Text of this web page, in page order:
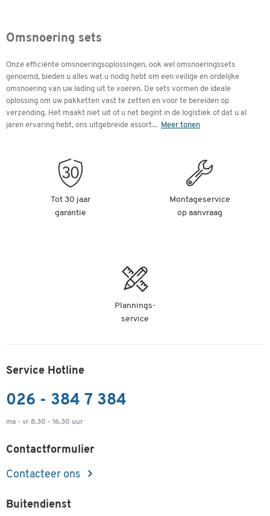
Omsnoering sets
Onze efficiënte omsnoeringsoplossingen, ook wel omsnoeringssets
genoemd, bieden u alles wat u nodig hebt om een veilige en ordelijke
omsnoering van uw lading uit te voeren. De sets vormen de ideale
oplossing om uw pakketten vast te zetten en voor te bereiden op
verzending. Het maakt niet uit of u net begint in de logistiek of dat u al
jaren ervaring hebt, ons uitgebreide assort... Meer tonen
Tot 30 jaar
garantie
Montageservice
op aanvraag
Plannings-
service
Service Hotline
026 - 384 7 384
ma - vr 8.30 - 16.30 uur
Contactformulier
Contacteer ons
Buitendienst